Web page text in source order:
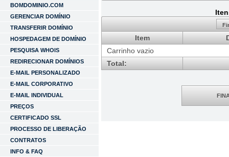
BOMDOMINIO.COM
GERENCIAR DOMÍNIO
TRANSFERIR DOMÍNIO
HOSPEDAGEM DE DOMÍNIO
PESQUISA WHOIS
REDIRECIONAR DOMÍNIOS
E-MAIL PERSONALIZADO
E-MAIL CORPORATIVO
E-MAIL INDIVIDUAL
PREÇOS
CERTIFICADO SSL
PROCESSO DE LIBERAÇÃO
CONTRATOS
INFO & FAQ
Item
Total:
Carrinho vazio